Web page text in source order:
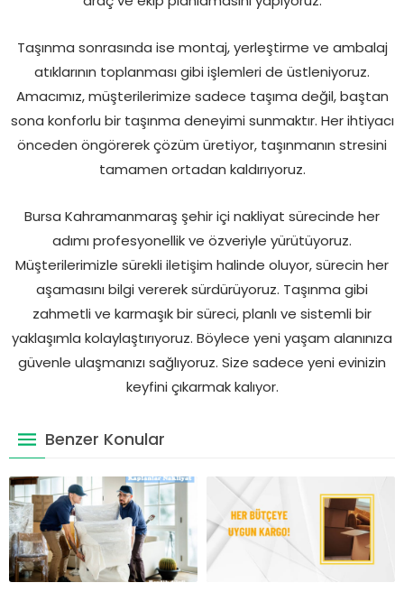
Taşınma sonrasında ise montaj, yerleştirme ve ambalaj
atıklarının toplanması gibi işlemleri de üstleniyoruz.
Amacımız, müşterilerimize sadece taşıma değil, baştan
sona konforlu bir taşınma deneyimi sunmaktır. Her ihtiyacı
önceden öngörerek çözüm üretiyor, taşınmanın stresini
tamamen ortadan kaldırıyoruz.
Bursa Kahramanmaraş şehir içi nakliyat sürecinde her
adımı profesyonellik ve özveriyle yürütüyoruz.
Müşterilerimizle sürekli iletişim halinde oluyor, sürecin her
aşamasını bilgi vererek sürdürüyoruz. Taşınma gibi
zahmetli ve karmaşık bir süreci, planlı ve sistemli bir
yaklaşımla kolaylaştırıyoruz. Böylece yeni yaşam alanınıza
güvenle ulaşmanızı sağlıyoruz. Size sadece yeni evinizin
keyfini çıkarmak kalıyor.
Benzer Konular